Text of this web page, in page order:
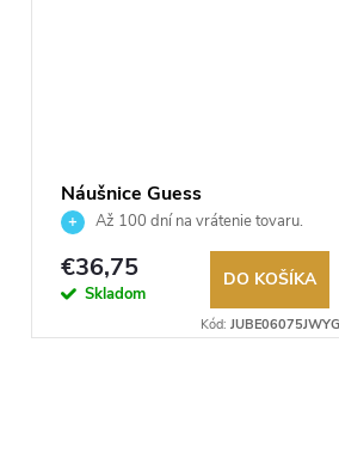
Náušnice Guess
JUBE06075JWYGT
Až 100 dní na vrátenie tovaru.
Autorizovaný predajca.
€36,75
Skladom
DO KOŠÍKA
Kód: